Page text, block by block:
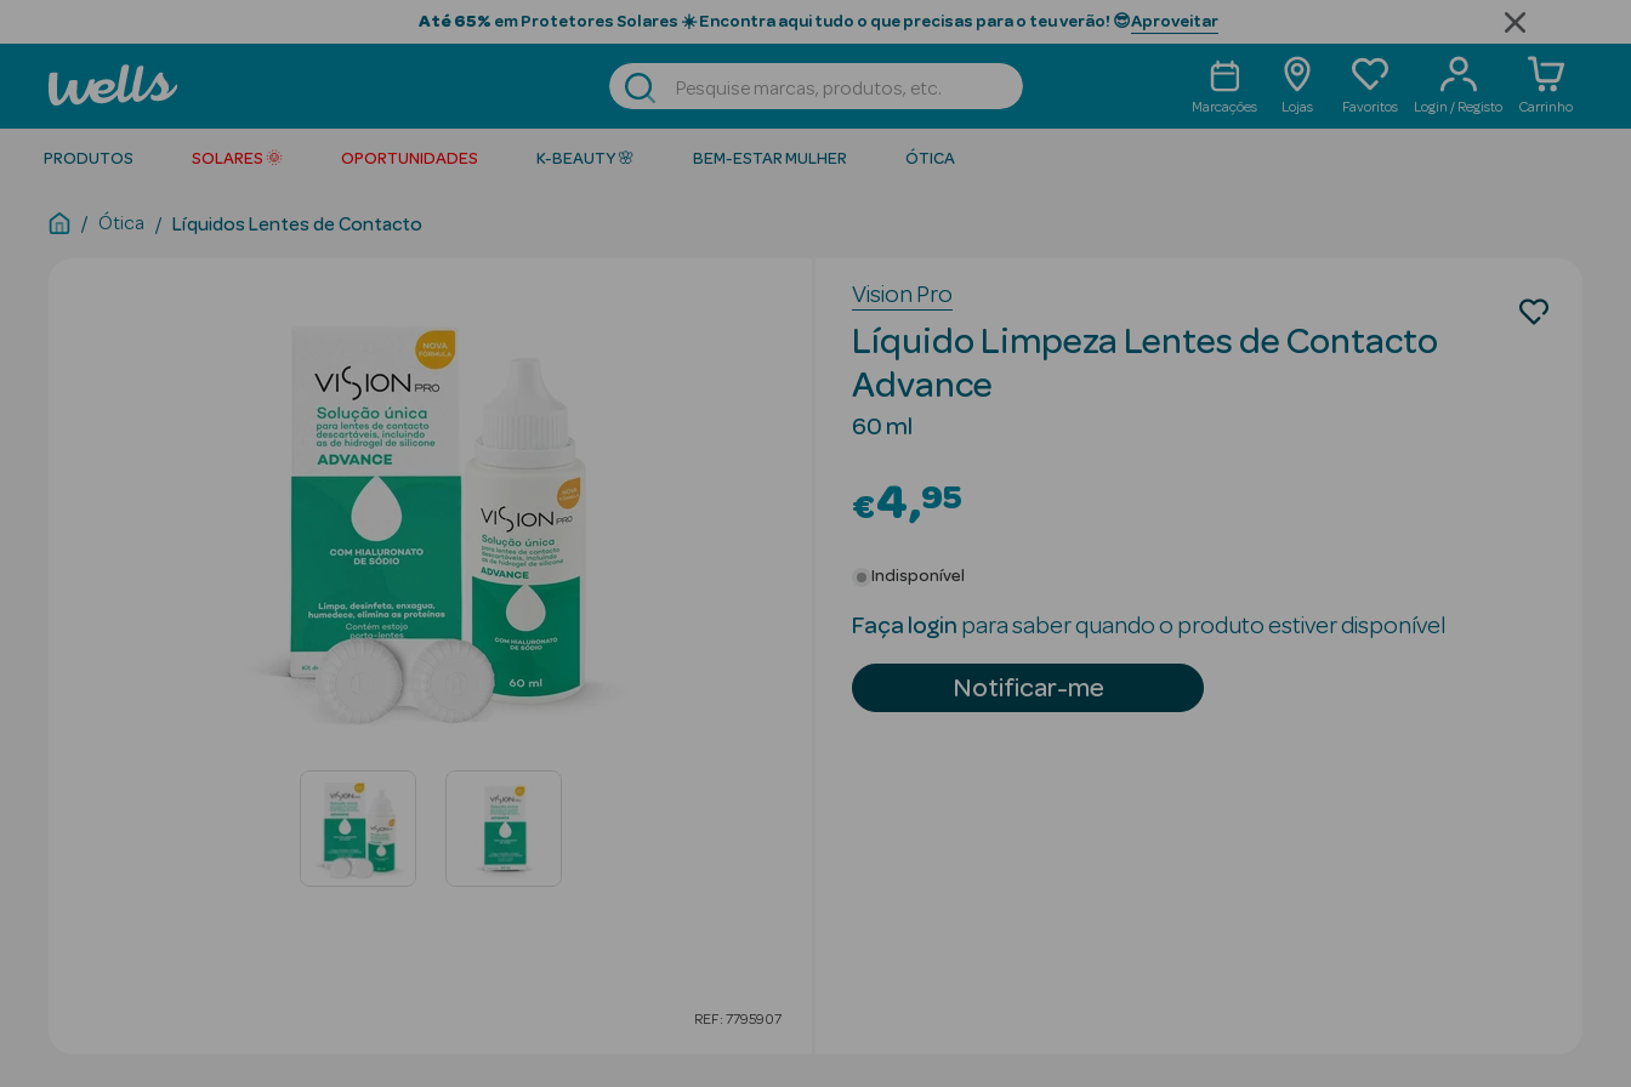
Até 65% em Protetores Solares ☀️ Encontra aqui tudo o que precisas para o teu verão! 😎Aproveitar
Marcações Lojas Favoritos Login / Registo Carrinho
PRODUTOS SOLARES 🌞 OPORTUNIDADES K-BEAUTY 🌸 BEM-ESTAR MULHER ÓTICA
Ótica Líquidos Lentes de Contacto
REF: 7795907
Vision Pro
Líquido Limpeza Lentes de Contacto
Advance
60 ml
€4 95
Indisponível
Faça login para saber quando o produto estiver disponível
Notificar-me